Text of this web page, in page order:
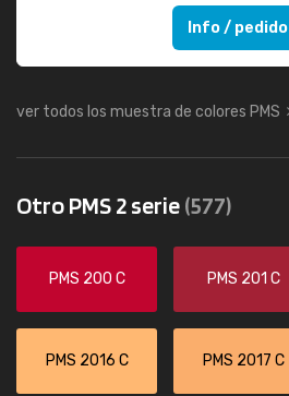
Info / pedido
ver todos los muestra de colores PMS
Otro PMS 2 serie(577)
PMS 200 C PMS 201 C
PMS 2016 C PMS 2017 C